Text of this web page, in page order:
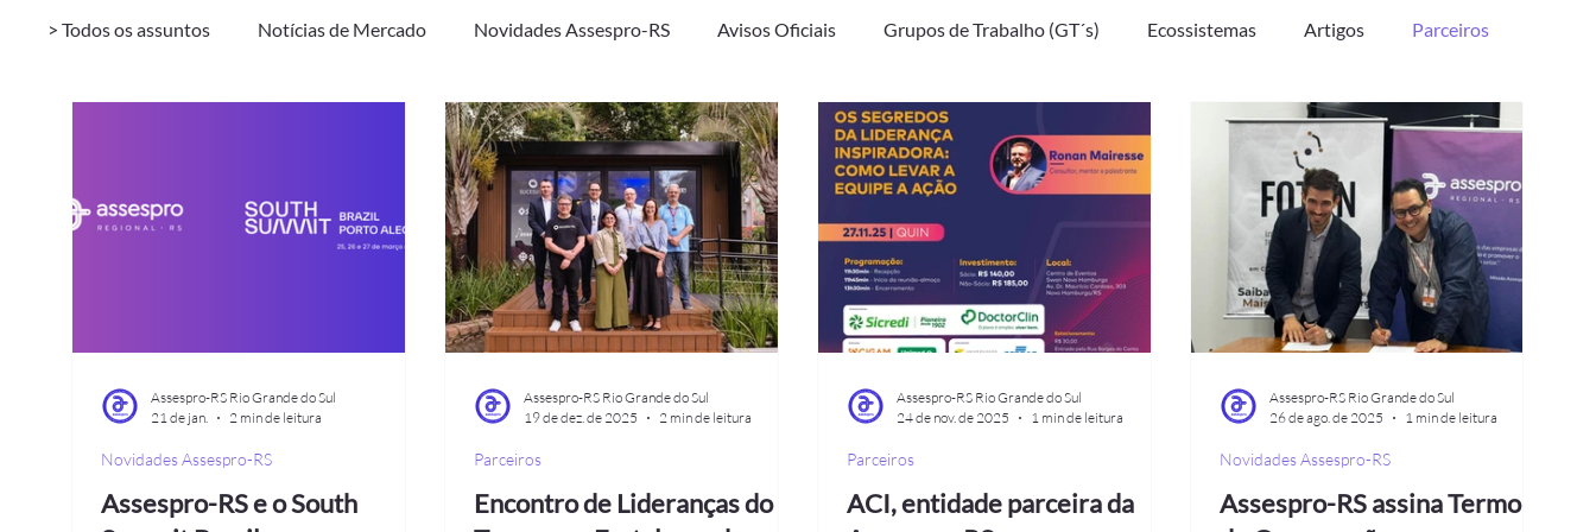
> Todos os assuntos Notícias de Mercado Novidades Assespro-RS Avisos Oficiais Grupos de Trabalho (GT´s) Ecossistemas Artigos Parceiros
Assespro-RS e o South
Novidades Assespro-RS
Assespro-RS Rio Grande do Sul
21 de jan.
2 min de leitura
Encontro de Lideranças do
Parceiros
Assespro-RS Rio Grande do Sul
19 de dez. de 2025
2 min de leitura
ACI, entidade parceira da
Parceiros
Assespro-RS Rio Grande do Sul
24 de nov. de 2025
1 min de leitura
Assespro-RS assina Termo
Novidades Assespro-RS
Assespro-RS Rio Grande do Sul
26 de ago. de 2025
1 min de leitura